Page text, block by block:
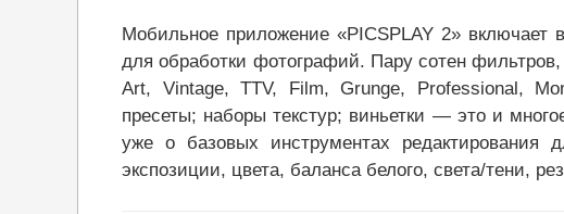
Мобильное приложение «PICSPLAY 2» включает
для обработки фотографий. Пару сотен
Art, Vintage, TTV, Film, Grunge, Professional,
пресеты; наборы текстур; виньетки — это и
уже о базовых инструментах редактирования
экспозиции, цвета, баланса белого, света/тени,